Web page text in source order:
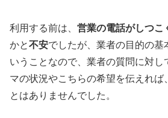
利用する前は、 営業の電話がしつこ
かと不安でしたが、業者の目的の基
いうことなので、業者の質問に対し
マの状況やこちらの希望を伝えれば
とはありませんでした。